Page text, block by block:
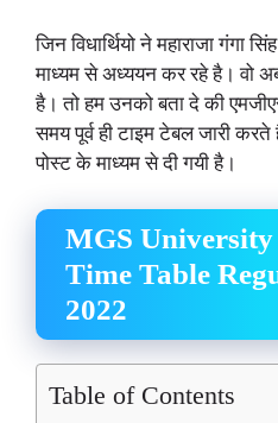
जिन विधार्थियो ने महाराजा गंगा
माध्यम से अध्ययन कर रहे है। वो अब
है। तो हम उनको बता दे की
समय पूर्व ही टाइम टेबल जारी
पोस्ट के माध्यम से दी गयी है।
MGS
Time Table
2022
Table of Contents